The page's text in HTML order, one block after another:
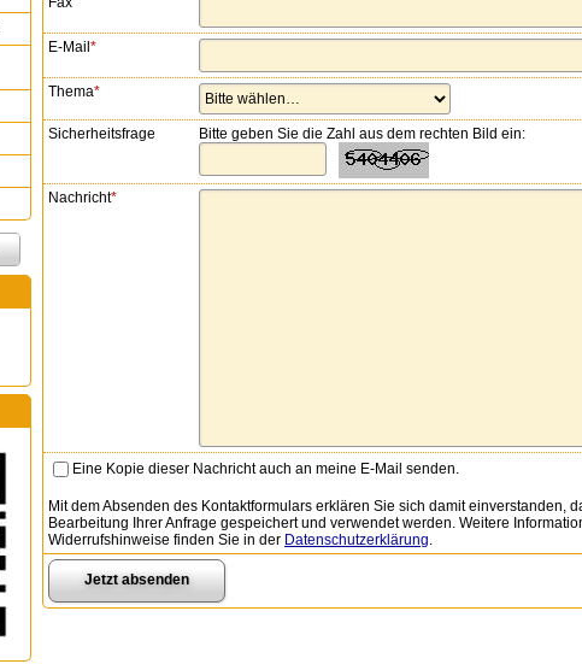
E-Mail *
Thema*
Sicherheitsfrage Bitte geben Sie die Zahl aus dem rechten Bild ein:
Nachricht*
Eine Kopie dieser Nachricht auch an meine E-Mail senden.
Mit dem Absenden des Kontaktformulars erklären Sie sich damit einverstanden,
Bearbeitung Ihrer Anfrage gespeichert und verwendet werden. Weitere
Widerrufshinweise finden Sie in der Datenschutzerklärung.